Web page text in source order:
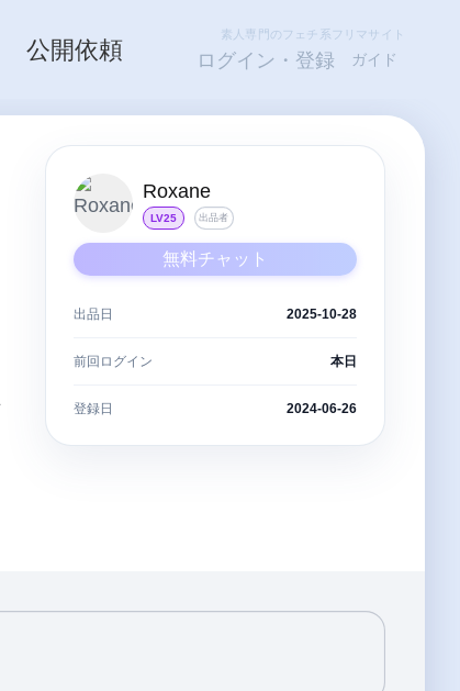
公開依頼
素人専門のフェチ系フリマサイト
ログイン・登録 ガイド
Roxane
LV25 出品者
無料チャット
出品日 2025-10-28
前回ログイン 本日
登録日 2024-06-26